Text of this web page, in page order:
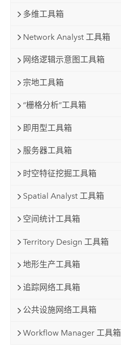
多维工具箱
Network Analyst 工具箱
网络逻辑示意图工具箱
宗地工具箱
“栅格分析”工具箱
即用型工具箱
服务器工具箱
时空特征挖掘工具箱
Spatial Analyst 工具箱
空间统计工具箱
Territory Design 工具箱
地形生产工具箱
追踪网络工具箱
公共设施网络工具箱
Workflow Manager 工具箱